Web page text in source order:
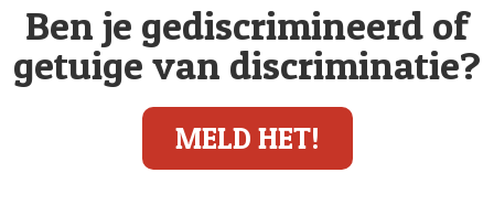
Ben je gediscrimineerd of
getuige van discriminatie?
MELD HET!